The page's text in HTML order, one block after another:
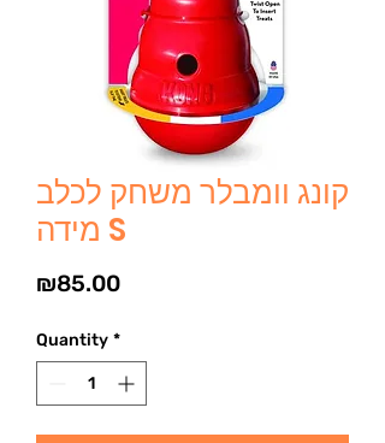
קונג וומבלר משחק לכלב
מידה S
₪85.00Price
Quantity *